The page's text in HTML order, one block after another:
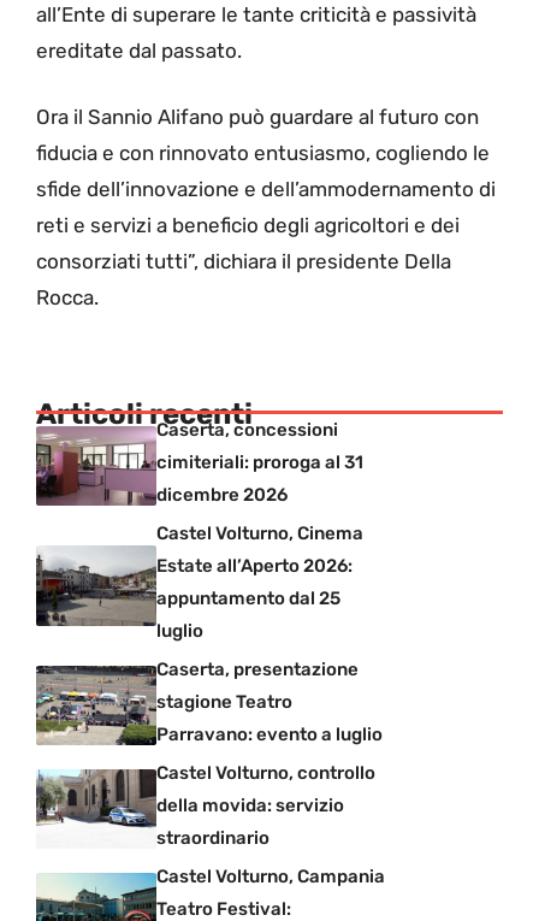
all’Ente di superare le tante criticità e passività
ereditate dal passato.
Ora il Sannio Alifano può guardare al futuro con
fiducia e con rinnovato entusiasmo, cogliendo le
sfide dell’innovazione e dell’ammodernamento di
reti e servizi a beneficio degli agricoltori e dei
consorziati tutti”, dichiara il presidente Della
Rocca.
Articoli recenti
Caserta, concessioni
cimiteriali: proroga al 31
dicembre 2026
Castel Volturno, Cinema
Estate all’Aperto 2026:
appuntamento dal 25
luglio
Caserta, presentazione
stagione Teatro
Parravano: evento a luglio
Castel Volturno, controllo
della movida: servizio
straordinario
Castel Volturno, Campania
Teatro Festival: